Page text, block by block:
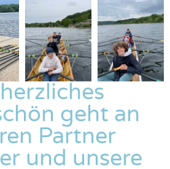
geht an
Partner
und unsere